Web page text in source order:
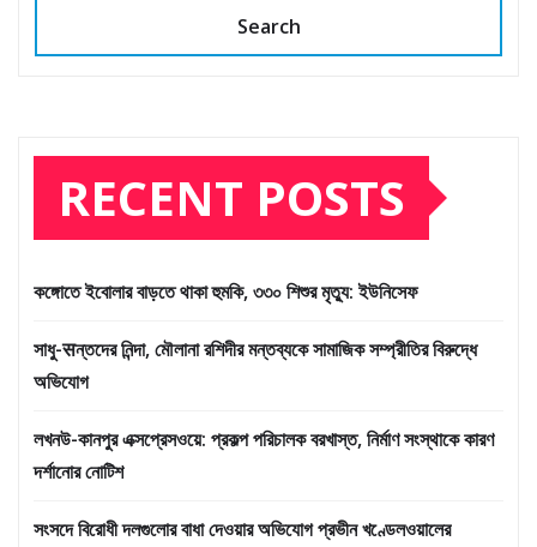
Search
RECENT POSTS
কঙ্গোতে ইবোলার বাড়তে থাকা হুমকি, ৩৩০ শিশুর মৃত্যু: ইউনিসেফ
সাধু-सন্তদের নিন্দা, মৌলানা রশিদীর মন্তব্যকে সামাজিক সম্প্রীতির বিরুদ্ধে
অভিযোগ
লখনউ-কানপুর এক্সপ্রেসওয়ে: প্রকল্প পরিচালক বরখাস্ত, নির্মাণ সংস্থাকে কারণ
দর্শানোর নোটিশ
সংসদে বিরোধী দলগুলোর বাধা দেওয়ার অভিযোগ প্রভীন খণ্ডেলওয়ালের